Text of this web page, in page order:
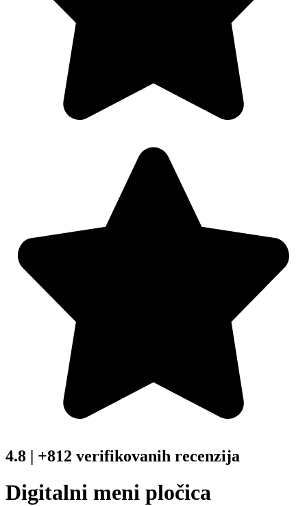
4.8 | +812 verifikovanih recenzija
Digitalni meni pločica